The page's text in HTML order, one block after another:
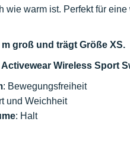
wie warm ist. Perfekt für
groß und trägt Größe XS.
Wireless Sport
: Bewegungsfreiheit
und Weichheit
: Halt